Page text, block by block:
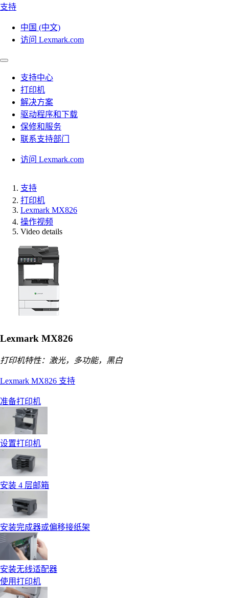
支持
中国 (中文)
访问 Lexmark.com
支持中心
打印机
解决方案
驱动程序和下载
保修和服务
联系支持部门
访问 Lexmark.com
支持
打印机
Lexmark MX826
操作视频
Video details
Lexmark MX826
打印机特性：激光，多功能，黑白
Lexmark MX826 支持
准备打印机
设置打印机
安装 4 层邮箱
安装完成器或偏移接纸架
安装无线适配器
使用打印机